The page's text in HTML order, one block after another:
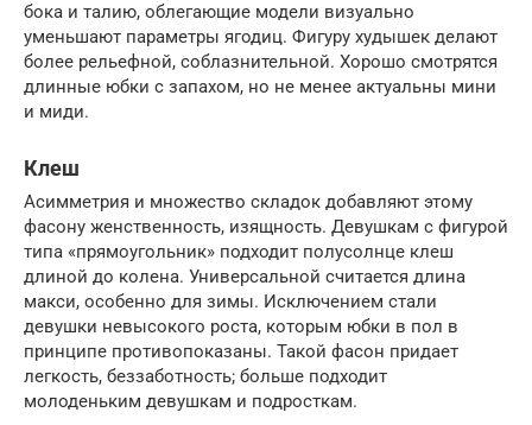
бока и талию, облегающие модели визуально
уменьшают параметры ягодиц. Фигуру худышек делают
более рельефной, соблазнительной. Хорошо смотрятся
длинные юбки с запахом, но не менее актуальны мини
и миди.
Клеш
Асимметрия и множество складок добавляют этому
фасону женственность, изящность. Девушкам с фигурой
типа «прямоугольник» подходит полусолнце клеш
длиной до колена. Универсальной считается длина
макси, особенно для зимы. Исключением стали
девушки невысокого роста, которым юбки в пол в
принципе противопоказаны. Такой фасон придает
легкость, беззаботность; больше подходит
молоденьким девушкам и подросткам.